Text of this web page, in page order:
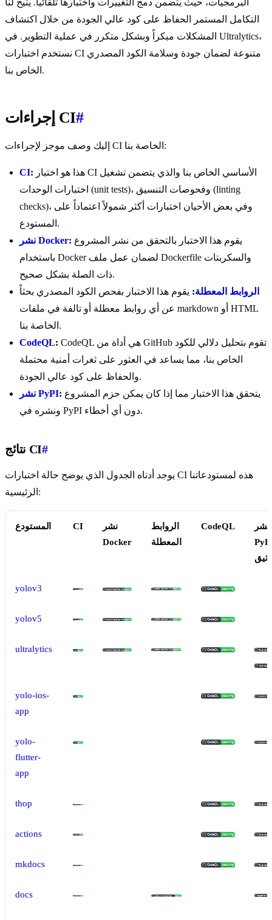
البرمجيات، حيث يتضمن دمج التغييرات واختبارها تلقائياً. يتيح لنا
التكامل المستمر الحفاظ على كود عالي الجودة من خلال اكتشاف
المشكلات مبكراً وبشكل متكرر في عملية التطوير. في Ultralytics،
نستخدم اختبارات CI متنوعة لضمان جودة وسلامة الكود المصدري
الخاص بنا.
إجراءات CI#
إليك وصف موجز لإجراءات CI الخاصة بنا:
CI:
اختبارات الوحدات (unit tests)، وفحوصات التنسيق (linting
checks)، وفي بعض الأحيان اختبارات أكثر شمولاً اعتماداً على
المستودع.
نشر Docker:
باستخدام Docker لضمان عمل ملف Dockerfile والسكربتات
ذات الصلة بشكل صحيح.
الروابط المعطلة: يقوم هذا الاختبار بفحص الكود المصدري بحثاً
عن أي روابط معطلة أو تالفة في ملفات markdown أو HTML
الخاصة بنا.
CodeQL: CodeQL هي أداة من GitHub تقوم بتحليل دلالي للكود
الخاص بنا، مما يساعد في العثور على ثغرات أمنية محتملة
والحفاظ على كود عالي الجودة.
نشر PyPI:
ونشره في PyPI دون أي أخطاء.
نتائج CI#
يوجد أدناه الجدول الذي يوضح حالة اختبارات CI هذه لمستودعاتنا
الرئيسية:
المستودع CI
نشر
Docker
الروابط
المعطلة
CodeQL
نشر
yolov3
yolov5
ultralytics
yolo-ios-
app
yolo-
flutter-
app
thop
actions
mkdocs
docs